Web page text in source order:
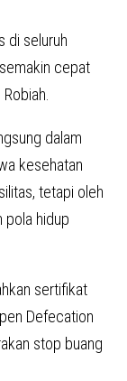
di seluruh
cepat
dalam
kesehatan
tetapi oleh
pola hidup
sertifikat
Defecation
stop buang